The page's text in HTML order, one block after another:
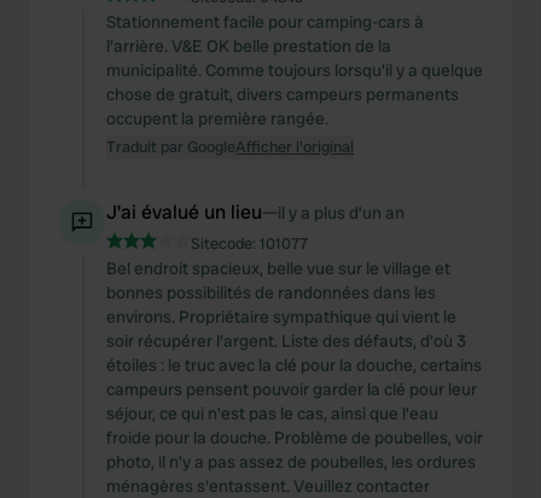
We also share information about your use of our site with
our social media, advertising and analytics partners who
may combine it with other information that you’ve
provided to them or that they’ve collected from your use
of their services.
Stationnement facile pour camping-cars à
l'arrière. V&E OK belle prestation de la
municipalité. Comme toujours lorsqu'il y a quelque
chose de gratuit, divers campeurs permanents
occupent la première rangée.
Traduit par GoogleAfficher l'original
J'ai évalué un lieu—il y a plus d’un an
Sitecode: 101077
Bel endroit spacieux, belle vue sur le village et
bonnes possibilités de randonnées dans les
environs. Propriétaire sympathique qui vient le
soir récupérer l'argent. Liste des défauts, d'où 3
étoiles : le truc avec la clé pour la douche, certains
campeurs pensent pouvoir garder la clé pour leur
séjour, ce qui n'est pas le cas, ainsi que l'eau
froide pour la douche. Problème de poubelles, voir
photo, il n'y a pas assez de poubelles, les ordures
ménagères s'entassent. Veuillez contacter